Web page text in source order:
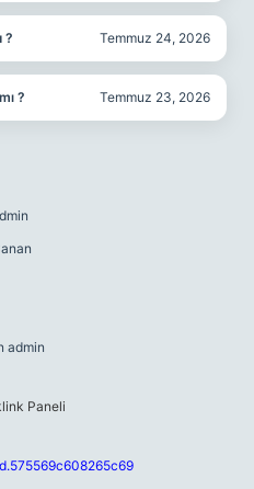
? Temmuz 24, 2026
? Temmuz 23, 2026
admin